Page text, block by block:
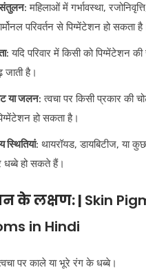
: महिलाओं में गर्भावस्था,
परिवर्तन से पिग्मेंटेशन हो सकता
: यदि परिवार में किसी को पिग्मेंटेशन
जाती है।
या जलन: त्वचा पर किसी प्रकार की
हो सकता है।
स्थितियां: थायरॉयड, डायबिटीज, या
धब्बे हो सकते हैं।
के लक्षण: | Skin
in Hindi
पर काले या भूरे रंग के धब्बे।